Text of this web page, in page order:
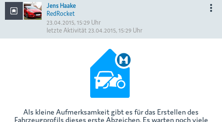
more_vert
Jens Haake
RedRocket
23.04.2015, 15:29 Uhr
letzte Aktivität 23.04.2015, 15:29 Uhr
Als kleine Aufmerksamkeit gibt es für das Erstellen des
Fahrzeugprofils dieses erste Abzeichen. Es warten noch viele